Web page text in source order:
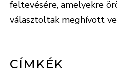
feltevésére, amelyekre
választoltak meghívott
CÍMKÉK